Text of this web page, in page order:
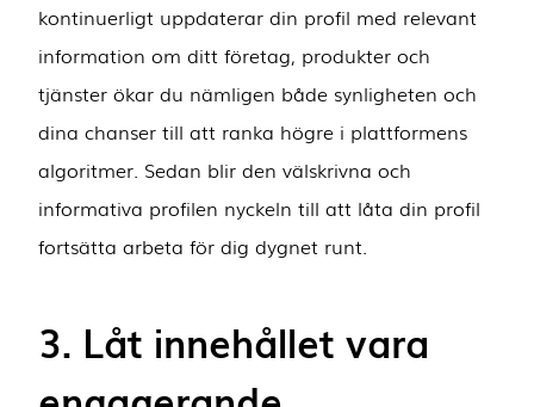
kontinuerligt uppdaterar din profil med relevant
information om ditt företag, produkter och
tjänster ökar du nämligen både synligheten och
dina chanser till att ranka högre i plattformens
algoritmer. Sedan blir den välskrivna och
informativa profilen nyckeln till att låta din profil
fortsätta arbeta för dig dygnet runt.
3. Låt innehållet vara